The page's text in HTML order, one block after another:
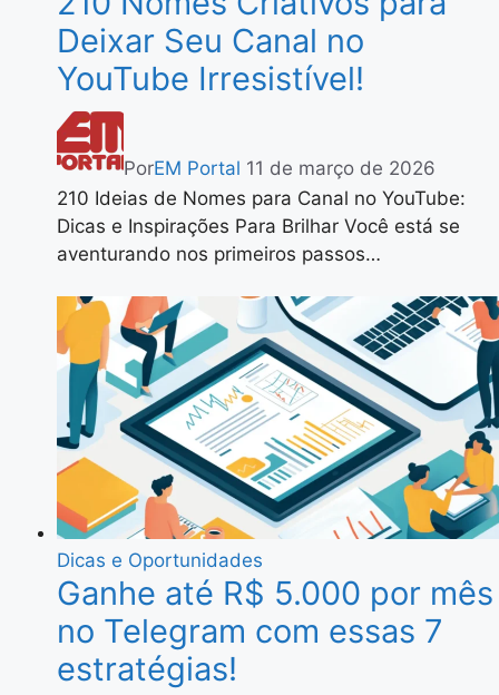
Deixar Seu Canal no
YouTube Irresistível!
PorEM Portal 11 de março de 2026
210 Ideias de Nomes para Canal no YouTube:
Dicas e Inspirações Para Brilhar Você está se
aventurando nos primeiros passos…
Dicas e Oportunidades
Ganhe até R$ 5.000 por mês
no Telegram com essas 7
estratégias!